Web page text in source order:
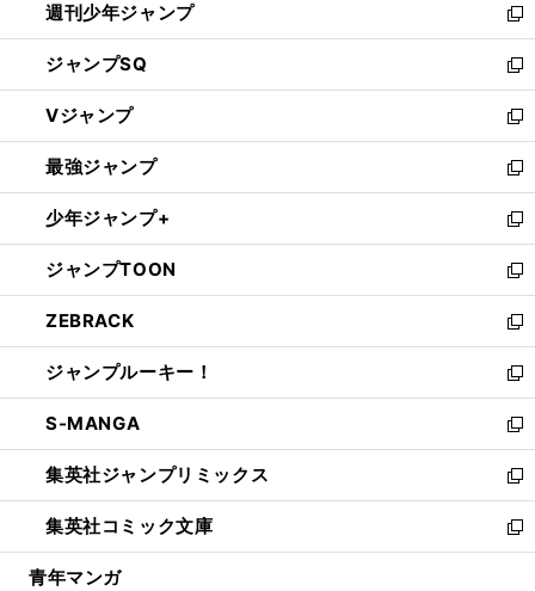
く
週刊少年ジャンプ
新
し
い
ウ
ィ
ン
ド
ウ
で
開
く
ジャンプSQ
新
し
い
ウ
ィ
ン
ド
ウ
で
開
く
Vジャンプ
新
し
い
ウ
ィ
ン
ド
ウ
で
開
く
最強ジャンプ
新
し
い
ウ
ィ
ン
ド
ウ
で
開
く
少年ジャンプ+
新
し
い
ウ
ィ
ン
ド
ウ
で
開
く
ジャンプTOON
新
し
い
ウ
ィ
ン
ド
ウ
で
開
く
ZEBRACK
新
し
い
ウ
ィ
ン
ド
ウ
で
開
ジャンプルーキー！
新
し
い
ウ
ィ
ン
ド
ウ
S-MANGA
新
し
い
ウ
ィ
ン
集英社ジャンプリミックス
新
し
い
ウ
集英社コミック文庫
新
し
青年マンガ